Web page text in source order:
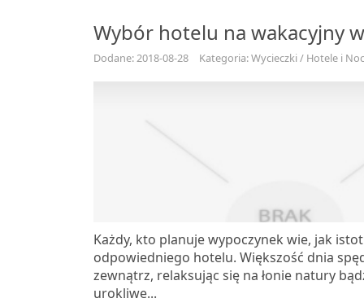
Wybór hotelu na wakacyjny
Dodane: 2018-08-28 Kategoria: Wycieczki / Hotele i
Każdy, kto planuje wypoczynek wie, jak
odpowiedniego hotelu. Większość dnia
zewnątrz, relaksując się na łonie natury
urokliwe...